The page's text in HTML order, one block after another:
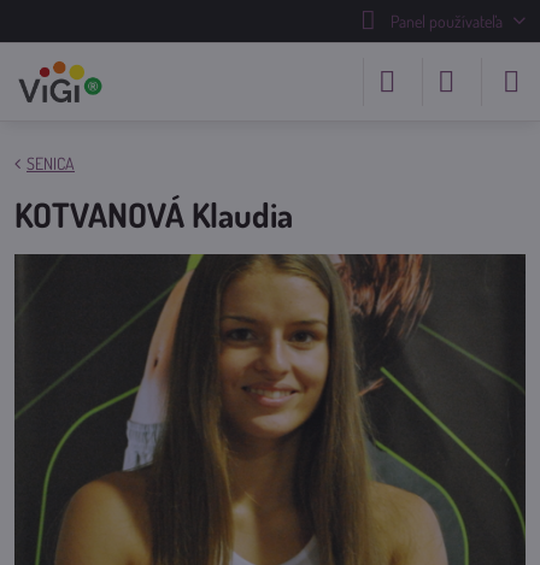
Panel používateľa
SENICA
KOTVANOVÁ Klaudia